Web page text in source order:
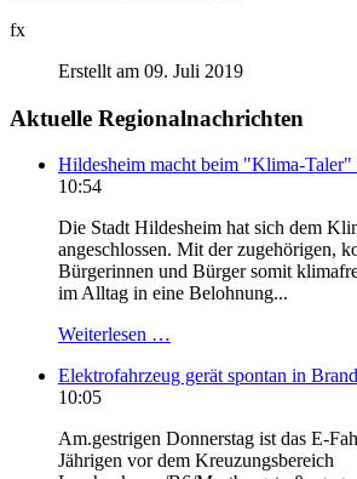
fx
Erstellt am 09. Juli 2019
Aktuelle Regionalnachrichten
Hildesheim macht beim "Klima-Taler"
10:54
Die Stadt Hildesheim hat sich dem
angeschlossen. Mit der zugehörigen,
Bürgerinnen und Bürger somit
im Alltag in eine Belohnung...
Weiterlesen …
Elektrofahrzeug gerät spontan in Brand
10:05
Am.gestrigen Donnerstag ist das E-
Jährigen vor dem Kreuzungsbereich